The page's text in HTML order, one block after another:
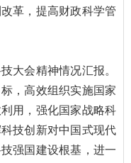
革，提高财政科学管
会精神情况汇报。
，高效组织实施国家
用，强化国家战略科
技创新对中国式现代
强国建设根基，进一